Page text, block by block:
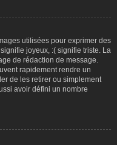
utilisées pour exprimer des
joyeux, :( signifie triste. La
de rédaction de message.
rapidement rendre un
de les retirer ou simplement
avoir défini un nombre